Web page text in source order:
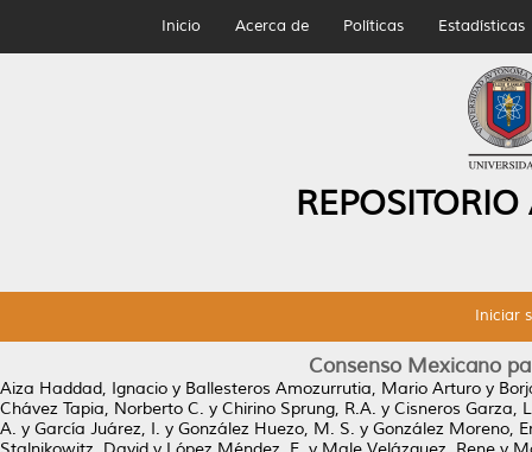
Inicio Acerca de Políticas Estadísticas
Iniciar
Consenso Mexicano
Aiza Haddad, Ignacio y Ballesteros Amozurrutia, Mario Arturo y
Chávez Tapia, Norberto C. y Chirino Sprung, R.A. y Cisneros Garza,
A. y García Juárez, I. y González Huezo, M. S. y González Moreno,